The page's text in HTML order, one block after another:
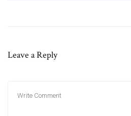
Leave a Reply